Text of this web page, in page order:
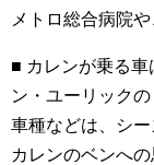
メトロ総合病院
■ カレンが乗る
ン・ユーリックの
車種などは、シー
カレンのベンへ